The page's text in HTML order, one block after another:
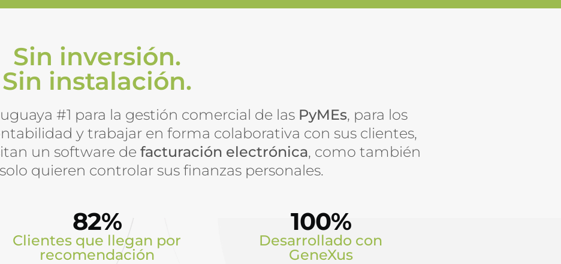
Sin inversión.
Sin instalación.
#1 para la gestión comercial de las PyMEs, para los
y trabajar en forma colaborativa con sus clientes,
un software de facturación electrónica, como también
quieren controlar sus finanzas personales.
82%
Clientes que llegan por
recomendación
100%
Desarrollado con
GeneXus